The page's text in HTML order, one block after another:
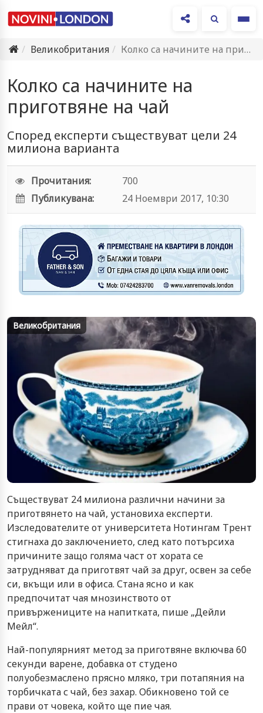
Великобритания
Колко са начините на приготвяне на чай
Колко са начините на
приготвяне на чай
Според експерти съществуват цели 24
милиона варианта
Прочитания:
700
Публикувана:
24 Ноември 2017, 10:30
Великобритания
Съществуват 24 милиона различни начини за
приготвянето на чай, установиха експерти.
Изследователите от университета Нотингам Трент
стигнаха до заключението, след като потърсиха
причините защо голяма част от хората се
затрудняват да приготвят чай за друг, освен за себе
си, вкъщи или в офиса. Стана ясно и как
предпочитат чая мнозинството от
привържениците на напитката, пише „Дейли
Мейл“.
Най-популярният метод за приготвяне включва 60
секунди варене, добавка от студено
полуобезмаслено прясно мляко, три потапяния на
торбичката с чай, без захар. Обикновено той се
прави от човека, който ще пие чая.